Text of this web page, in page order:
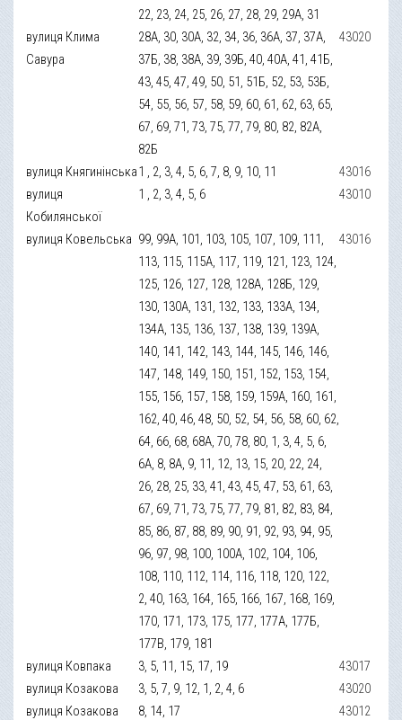
22, 23, 24, 25, 26, 27, 28, 29, 29А, 31
вулиця Клима
Савура
28А, 30, 30А, 32, 34, 36, 36А, 37, 37А,
37Б, 38, 38А, 39, 39Б, 40, 40А, 41, 41Б,
43, 45, 47, 49, 50, 51, 51Б, 52, 53, 53Б,
54, 55, 56, 57, 58, 59, 60, 61, 62, 63, 65,
67, 69, 71, 73, 75, 77, 79, 80, 82, 82А,
82Б
43020
вулиця Княгинінська1 , 2, 3, 4, 5, 6, 7, 8, 9, 10, 11
43016
вулиця
Кобилянської
1 , 2, 3, 4, 5, 6 43010
вулиця Ковельська 99, 99А, 101, 103, 105, 107, 109, 111,
113, 115, 115А, 117, 119, 121, 123, 124,
125, 126, 127, 128, 128А, 128Б, 129,
130, 130А, 131, 132, 133, 133А, 134,
134А, 135, 136, 137, 138, 139, 139А,
140, 141, 142, 143, 144, 145, 146, 146,
147, 148, 149, 150, 151, 152, 153, 154,
155, 156, 157, 158, 159, 159А, 160, 161,
162, 40, 46, 48, 50, 52, 54, 56, 58, 60, 62,
64, 66, 68, 68А, 70, 78, 80, 1, 3, 4, 5, 6,
6А, 8, 8А, 9, 11, 12, 13, 15, 20, 22, 24,
26, 28, 25, 33, 41, 43, 45, 47, 53, 61, 63,
67, 69, 71, 73, 75, 77, 79, 81, 82, 83, 84,
85, 86, 87, 88, 89, 90, 91, 92, 93, 94, 95,
96, 97, 98, 100, 100А, 102, 104, 106,
108, 110, 112, 114, 116, 118, 120, 122,
2, 40, 163, 164, 165, 166, 167, 168, 169,
170, 171, 173, 175, 177, 177А, 177Б,
177В, 179, 181
43016
вулиця Ковпака 3, 5, 11, 15, 17, 19
43017
вулиця Козакова
3, 5, 7, 9, 12, 1, 2, 4, 6
43020
вулиця Козакова
8, 14, 17
43012